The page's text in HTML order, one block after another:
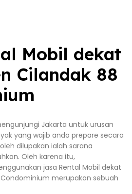
Mobil dekat
Cilandak 88
Jakarta untuk urusan
yang wajib anda prepare secara
dilupakan ialah sarana
Oleh karena itu,
jasa Rental Mobil dekat
merupakan sebuah